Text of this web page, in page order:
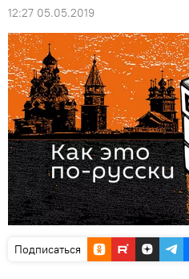
12:27 05.05.2019
Подписаться